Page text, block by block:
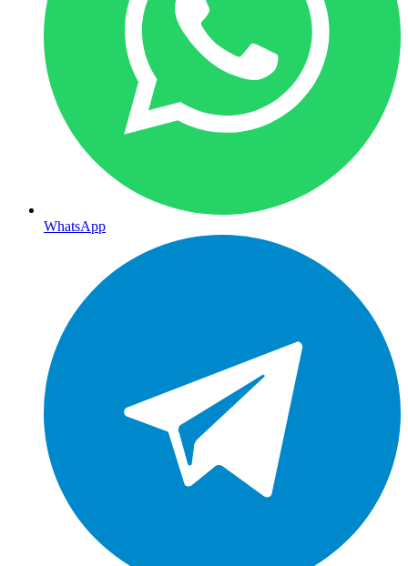
WhatsApp